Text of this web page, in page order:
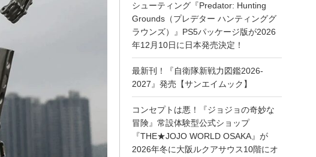
シューティング『Predator: Hunting
Grounds（プレデター ハンティンググ
ラウンズ）』PS5パッケージ版が2026
年12月10日に日本発売決定！
最新刊！『自衛隊新戦力図鑑2026-
2027』発売【サンエイムック】
コンセプトは悪！『ジョジョの奇妙な
冒険』常設体験型公式ショップ
『THE★JOJO WORLD OSAKA』が
2026年冬に大阪ルクアサウス10階にオ